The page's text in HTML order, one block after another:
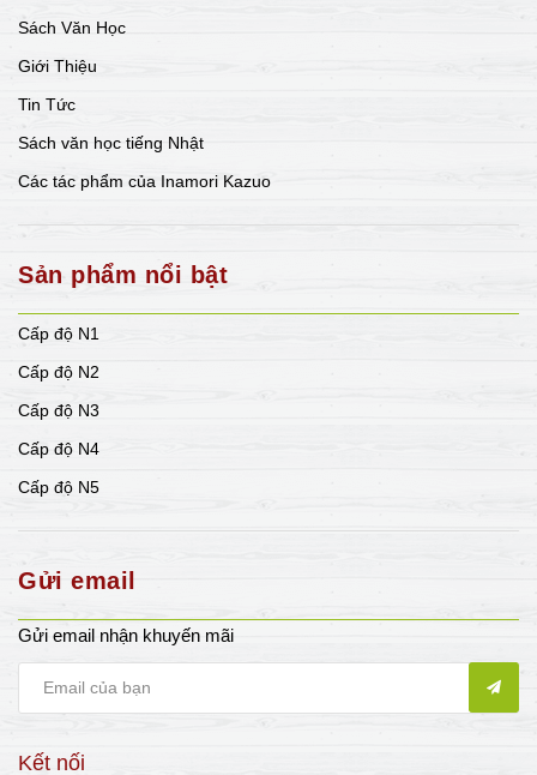
Sách Văn Học
Giới Thiệu
Tin Tức
Sách văn học tiếng Nhật
Các tác phẩm của Inamori Kazuo
Sản phẩm nổi bật
Cấp độ N1
Cấp độ N2
Cấp độ N3
Cấp độ N4
Cấp độ N5
Gửi email
Gửi email nhận khuyến mãi
Kết nối